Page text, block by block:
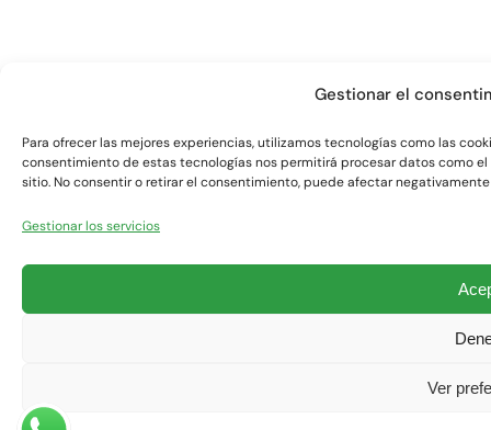
Gestionar el
Para ofrecer las mejores experiencias, utilizamos tecnologías como las
consentimiento de estas tecnologías nos permitirá procesar datos como
sitio. No consentir o retirar el consentimiento, puede afectar
Gestionar los servicios
Ver